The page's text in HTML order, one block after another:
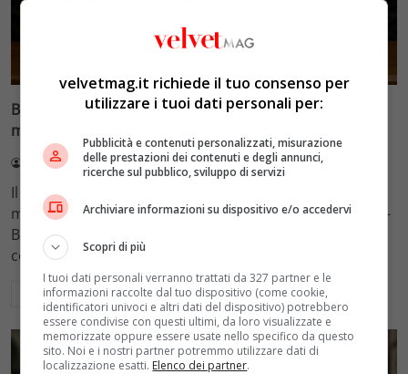
Blasi vs Totti: il giudice riduce l’assegno di
mantenimento a 10.900 euro
Redazione VelvetMAG 4 Agosto 2026
Il Tribunale di Roma ha fissato l'assegno di
mantenimento figli a 10.900 euro mensili nel caso Totti-
Blasi, respingendo la richiesta di 20mila euro della
conduttrice.
Leggi di più
velvetmag.it richiede il tuo consenso per
utilizzare i tuoi dati personali per:
Pubblicità e contenuti personalizzati, misurazione
delle prestazioni dei contenuti e degli annunci,
ricerche sul pubblico, sviluppo di servizi
Archiviare informazioni su dispositivo e/o accedervi
Scopri di più
I tuoi dati personali verranno trattati da 327 partner e le
informazioni raccolte dal tuo dispositivo (come cookie,
identificatori univoci e altri dati del dispositivo) potrebbero
essere condivise con questi ultimi, da loro visualizzate e
memorizzate oppure essere usate nello specifico da questo
sito. Noi e i nostri partner potremmo utilizzare dati di
localizzazione esatti. Elenco dei partner.